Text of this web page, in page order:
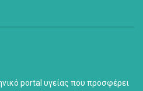
portal υγείας που προσφέρει